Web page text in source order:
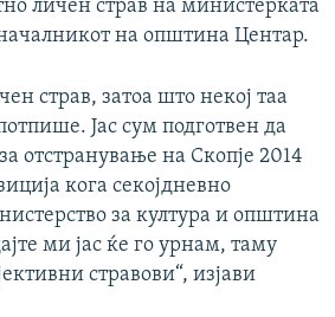
личен страв на министерката
на општина Центар.
страв, затоа што некој таа
Јас сум подготвен да
отстранување на Скопје 2014
кога секојдневно
за култура и општина
ми јас ќе го урнам, таму
стравови“, изјави